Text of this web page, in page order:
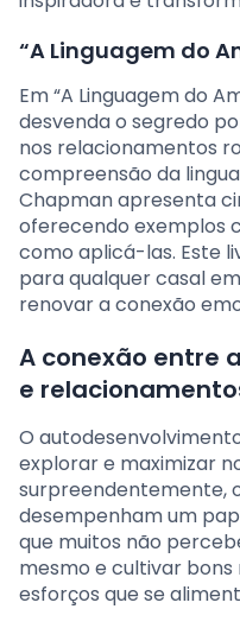
“A Linguagem do
Em “A Linguagem do
desvenda o segredo
nos relacionamentos
compreensão da
Chapman apresenta
oferecendo exemplos
como aplicá-las. Este
para qualquer casal
renovar a conexão
A conexão entre
e
O
explorar e maximizar
surpreendentemente,
desempenham um
que muitos não
mesmo e cultivar
esforços que se